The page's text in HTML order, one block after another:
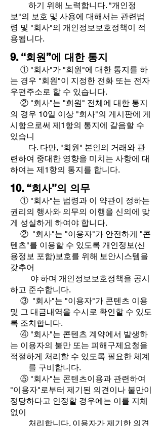
하기 위해 노력합니다. "개인정
보"의 보호 및 사용에 대해서는 관련법
령 및 "회사"의 개인정보보호정책이 적
용됩니다.
9. “회원”에 대한 통지
① "회사"가 "회원"에 대한 통지를 하
는 경우 "회원"이 지정한 전화 또는 전자
우편주소로 할 수 있습니다.
② "회사"는 "회원" 전체에 대한 통지
의 경우 10일 이상 "회사"의 게시판에 게
시함으로써 제1항의 통지에 갈음할 수
있습니
다. 다만, "회원" 본인의 거래와 관
련하여 중대한 영향을 미치는 사항에 대
하여는 제1항의 통지를 합니다.
10. “회사”의 의무
① "회사"는 법령과 이 약관이 정하는
권리의 행사와 의무의 이행을 신의에 맞
게 성실하게 하여야 합니다.
② "회사"는 "이용자"가 안전하게 "콘
텐츠"를 이용할 수 있도록 개인정보(신
용정보 포함)보호를 위해 보안시스템을
갖추어
야 하며 개인정보보호정책을 공시
하고 준수합니다.
③ "회사"는 "이용자"가 콘텐츠 이용
및 그 대금내역을 수시로 확인할 수 있도
록 조치합니다.
④ "회사"는 콘텐츠 계약에서 발생하
는 이용자의 불만 또는 피해구제요청을
적절하게 처리할 수 있도록 필요한 체계
를 구비합니다.
⑤ "회사"는 콘텐츠이용과 관련하여
"이용자"로부터 제기된 의견이나 불만이
정당하다고 인정할 경우에는 이를 지체
없이
처리합니다. 이용자가 제기한 의견